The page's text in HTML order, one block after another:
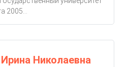
2005...
Николаевна